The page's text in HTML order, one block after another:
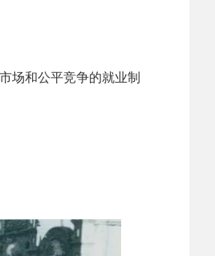
场和公平竞争的就业制